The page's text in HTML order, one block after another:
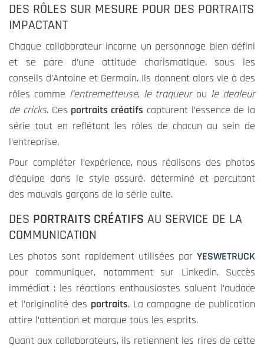
DES RÔLES SUR MESURE POUR DES PORTRAITS
IMPACTANT
Chaque collaborateur incarne un personnage bien défini
et se pare d’une attitude charismatique, sous les
conseils d’Antoine et Germain. Ils donnent alors vie à des
rôles comme l’entremetteuse, le traqueurou le dealeur
de cricks. Ces portraits créatifs capturent l’essence de la
série tout en reflétant les rôles de chacun au sein de
l’entreprise.
Pour compléter l’expérience, nous réalisons des photos
d’équipe dans le style assuré, déterminé et percutant
des mauvais garçons de la série culte.
DES PORTRAITS CRÉATIFS AU SERVICE DE LA
COMMUNICATION
Les photos sont rapidement utilisées par YESWETRUCK
pour communiquer, notamment sur Linkedin. Succès
immédiat : les réactions enthousiastes saluent l’audace
et l’originalité des portraits. La campagne de publication
attire l’attention et marque tous les esprits.
Quant aux collaborateurs, ils retiennent les rires de cette
Ces cookies
expérience
durant votre
visite sur
notre site. Si
vous les
refusez,
certains
ne seront plus